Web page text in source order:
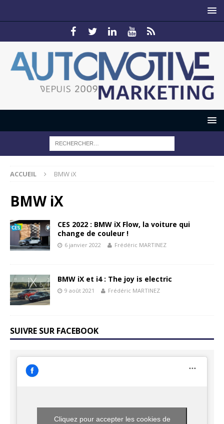
ACCUEIL BMW iX
BMW iX
CES 2022 : BMW iX Flow, la voiture qui
change de couleur !
6 janvier 2022 Frédéric MARTINEZ
BMW iX et i4 : The joy is electric
9 août 2021 Frédéric MARTINEZ
SUIVRE SUR FACEBOOK
Cliquez pour accepter les cookies de